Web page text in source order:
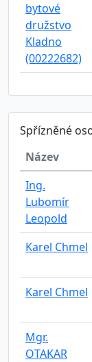
bytové
družstvo
Kladno
(00222682)
Spřízněné
Název
Ing.
Lubomír
Leopold
Karel Chmel
Karel Chmel
Mgr.
OTAKAR